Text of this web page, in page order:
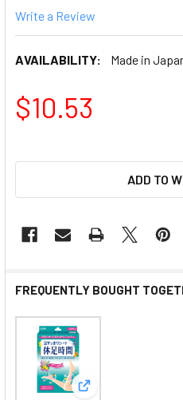
Write a Review
AVAILABILITY: Made in
$10.53
ADD TO
FREQUENTLY BOUGHT
View: LION